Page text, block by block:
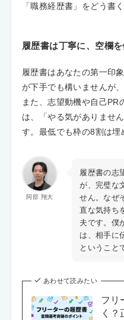
「職務経歴書」をどう書
履歴書は丁寧に、空欄
履歴書はあなたの第一印
が下手でも構いませんが
また、志望動機や自己PR
は、「やる気がありませ
す。最低でも枠の8割は埋
阿部 翔大
履歴書の志
が、完璧な
せん。なぜ
直な気持ち
夫です。僕
は、相手に
ということ
あわせて読みたい
フリ
く